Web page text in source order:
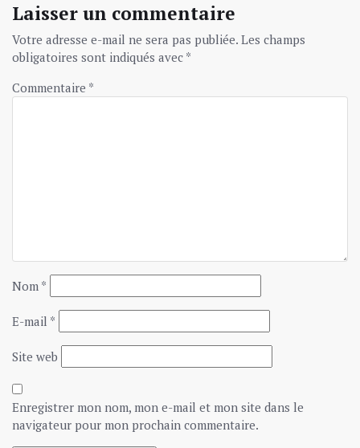
Laisser un commentaire
Votre adresse e-mail ne sera pas publiée. Les champs
obligatoires sont indiqués avec *
Commentaire *
Nom *
E-mail *
Site web
Enregistrer mon nom, mon e-mail et mon site dans le
navigateur pour mon prochain commentaire.